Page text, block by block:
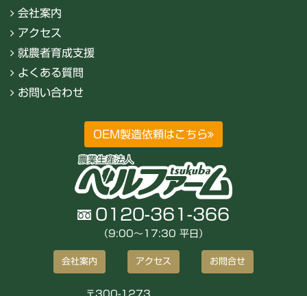
会社案内
アクセス
就農者育成支援
よくある質問
お問い合わせ
OEM製造依頼はこちら
0120-361-366
（9:00〜17:30 平日）
会社案内 アクセス お問合せ